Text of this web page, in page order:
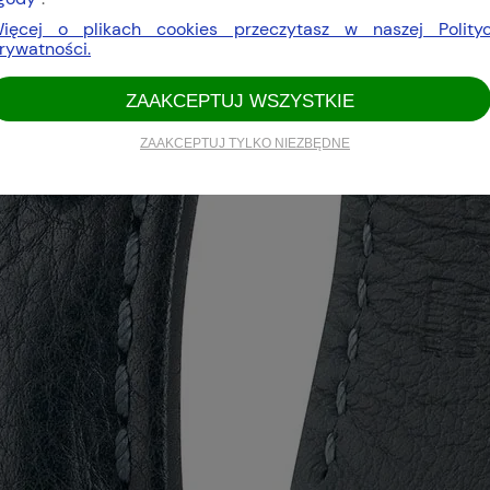
o plikach cookies przeczytasz w naszej
ZAAKCEPTUJ TYLKO NIEZBĘDNE
ZAAKCEPTUJ WSZYSTKIE